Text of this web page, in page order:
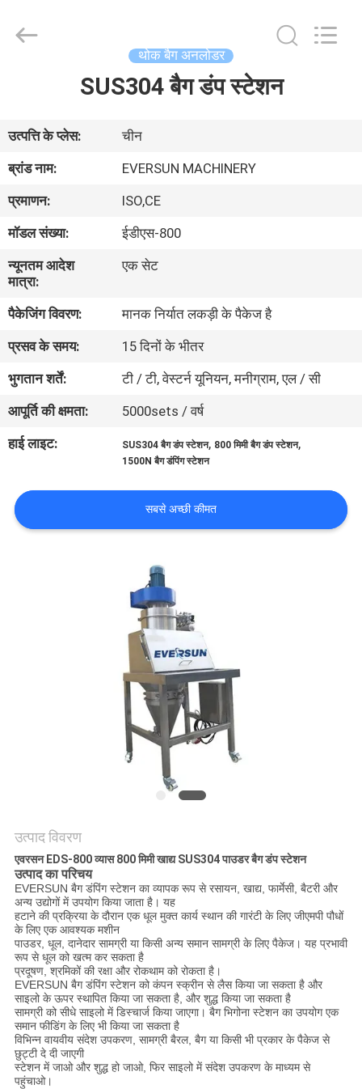
उत्पादों
वीआर
दिखाएँ
हमारे
बारे
कारखाना
भ्रमण
नियंत्रण
गोपनीयता
नीति
थोक बैग अनलोडर
SUS304 बैग डंप स्टेशन
उत्पत्ति के प्लेस:
चीन
ब्रांड नाम:
EVERSUN MACHINERY
प्रमाणन:
ISO,CE
मॉडल संख्या:
ईडीएस-800
न्यूनतम आदेश
मात्रा:
एक सेट
पैकेजिंग विवरण:
मानक निर्यात लकड़ी के पैकेज है
प्रसव के समय:
15 दिनों के भीतर
भुगतान शर्तें:
टी / टी, वेस्टर्न यूनियन, मनीग्राम, एल / सी
आपूर्ति की क्षमता:
5000sets / वर्ष
हाई लाइट:
SUS304 बैग डंप स्टेशन, 800 मिमी बैग डंप स्टेशन,
1500N बैग डंपिंग स्टेशन
सबसे अच्छी कीमत
उत्पाद विवरण
एवरसन EDS-800 व्यास 800 मिमी खाद्य SUS304 पाउडर बैग डंप स्टेशन
उत्पाद का परिचय
EVERSUN बैग डंपिंग स्टेशन का व्यापक रूप से रसायन, खाद्य, फार्मेसी, बैटरी और
अन्य उद्योगों में उपयोग किया जाता है। यह
हटाने की प्रक्रिया के दौरान एक धूल मुक्त कार्य स्थान की गारंटी के लिए जीएमपी पौधों
के लिए एक आवश्यक मशीन
पाउडर, धूल, दानेदार सामग्री या किसी अन्य समान सामग्री के लिए पैकेज। यह प्रभावी
रूप से धूल को खत्म कर सकता है
प्रदूषण, श्रमिकों की रक्षा और रोकथाम को रोकता है।
EVERSUN बैग डंपिंग स्टेशन को कंपन स्क्रीन से लैस किया जा सकता है और
साइलो के ऊपर स्थापित किया जा सकता है, और शुद्ध किया जा सकता है
सामग्री को सीधे साइलो में डिस्चार्ज किया जाएगा। बैग भिगोना स्टेशन का उपयोग एक
समान फीडिंग के लिए भी किया जा सकता है
विभिन्न वायवीय संदेश उपकरण, सामग्री बैरल, बैग या किसी भी प्रकार के पैकेज से
छुट्टी दे दी जाएगी
स्टेशन में जाओ और शुद्ध हो जाओ, फिर साइलो में संदेश उपकरण के माध्यम से
पहुंचाओ।